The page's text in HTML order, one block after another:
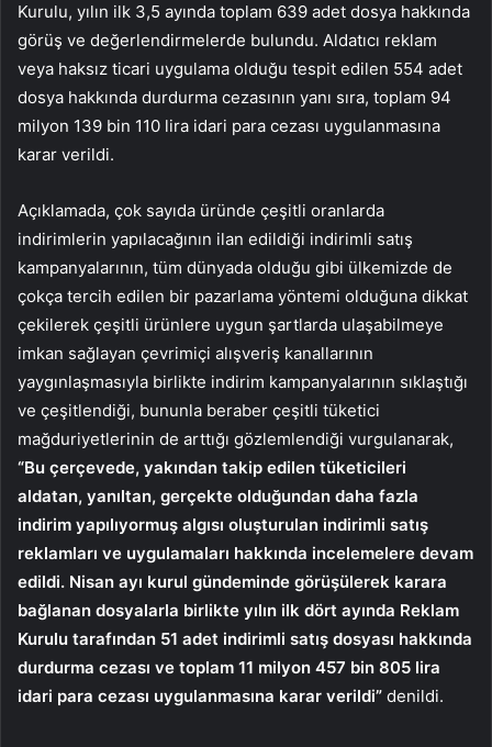
Kurulu, yılın ilk 3,5 ayında toplam 639 adet dosya hakkında
görüş ve değerlendirmelerde bulundu. Aldatıcı reklam
veya haksız ticari uygulama olduğu tespit edilen 554 adet
dosya hakkında durdurma cezasının yanı sıra, toplam 94
milyon 139 bin 110 lira idari para cezası uygulanmasına
karar verildi.
Açıklamada, çok sayıda üründe çeşitli oranlarda
indirimlerin yapılacağının ilan edildiği indirimli satış
kampanyalarının, tüm dünyada olduğu gibi ülkemizde de
çokça tercih edilen bir pazarlama yöntemi olduğuna dikkat
çekilerek çeşitli ürünlere uygun şartlarda ulaşabilmeye
imkan sağlayan çevrimiçi alışveriş kanallarının
yaygınlaşmasıyla birlikte indirim kampanyalarının sıklaştığı
ve çeşitlendiği, bununla beraber çeşitli tüketici
mağduriyetlerinin de arttığı gözlemlendiği vurgulanarak,
“Bu çerçevede, yakından takip edilen tüketicileri
aldatan, yanıltan, gerçekte olduğundan daha fazla
indirim yapılıyormuş algısı oluşturulan indirimli satış
reklamları ve uygulamaları hakkında incelemelere devam
edildi. Nisan ayı kurul gündeminde görüşülerek karara
bağlanan dosyalarla birlikte yılın ilk dört ayında Reklam
Kurulu tarafından 51 adet indirimli satış dosyası hakkında
durdurma cezası ve toplam 11 milyon 457 bin 805 lira
idari para cezası uygulanmasına karar verildi” denildi.